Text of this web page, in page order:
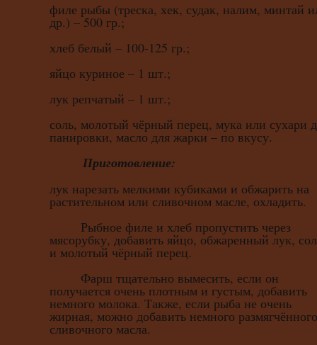
филе рыбы (треска, хек, судак, налим, минтай
др.) – 500 гр.;
хлеб белый – 100-125 гр.;
яйцо куриное – 1 шт.;
лук репчатый – 1 шт.;
соль, молотый чёрный перец, мука или сухари
панировки, масло для жарки – по вкусу.
Приготовление:
лук нарезать мелкими кубиками и обжарить на
растительном или сливочном масле, охладить.
Рыбное филе и хлеб пропустить через
мясорубку, добавить яйцо, обжаренный лук,
и молотый чёрный перец.
Фарш тщательно вымесить, если он
получается очень плотным и густым, добавить
немного молока. Также, если рыба не очень
жирная, можно добавить немного размягчённого
сливочного масла.